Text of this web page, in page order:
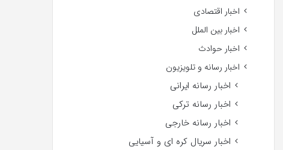
اخبار اقتصادی
اخبار بین الملل
اخبار حوادث
اخبار رسانه و تلویزیون
اخبار رسانه ایرانی
اخبار رسانه ترکی
اخبار رسانه خارجی
اخبار سریال کره ای و آسیایی